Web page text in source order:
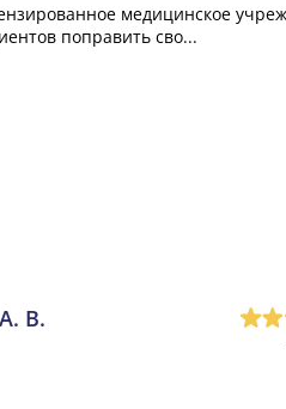
медицинское
поправить сво...
В.